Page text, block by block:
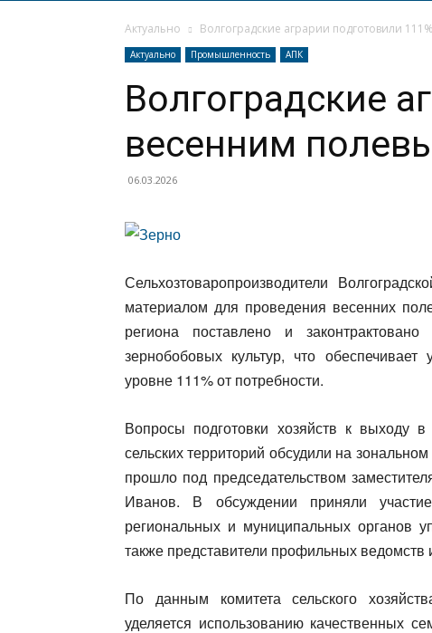
Актуально Волгоградские аграрии подготовили
Актуально Промышленность АПК
Волгоградские
весенним
06.03.2026
Сельхозтоваропроизводители
материалом для проведения весенних
региона поставлено и
зернобобовых культур, что
уровне 111% от потребности.
Вопросы подготовки хозяйств к выходу
сельских территорий обсудили на
прошло под председательством
Иванов. В обсуждении приняли участие
региональных и муниципальных органов
также представители профильных ведомств
По данным комитета сельского
уделяется использованию качественных